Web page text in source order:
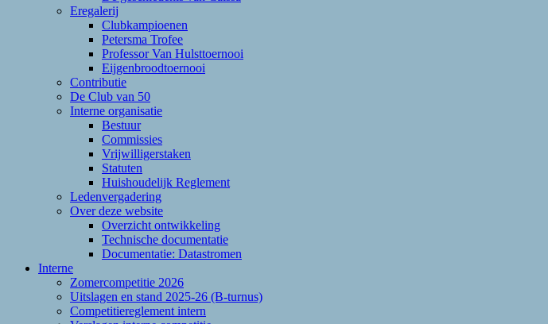
Eregalerij
Clubkampioenen
Petersma Trofee
Professor Van Hulsttoernooi
Eijgenbroodtoernooi
Contributie
De Club van 50
Interne organisatie
Bestuur
Commissies
Vrijwilligerstaken
Statuten
Huishoudelijk Reglement
Ledenvergadering
Over deze website
Overzicht ontwikkeling
Technische documentatie
Documentatie: Datastromen
Interne
Zomercompetitie 2026
Uitslagen en stand 2025-26 (B-turnus)
Competitiereglement intern